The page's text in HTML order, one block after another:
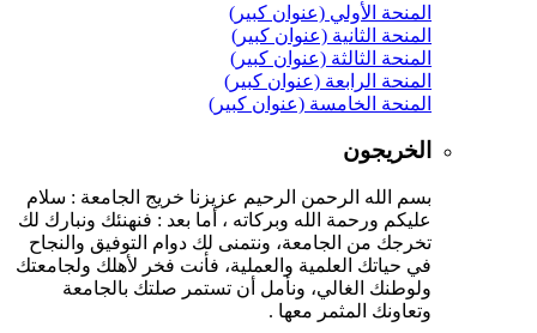
المنحة الأولي (عنوان كبير)
المنحة الثانية (عنوان كبير)
المنحة الثالثة (عنوان كبير)
المنحة الرابعة (عنوان كبير)
المنحة الخامسة (عنوان كبير)
الخريجون
بسم الله الرحمن الرحيم عزيزنا خريج الجامعة : سلام
عليكم ورحمة الله وبركاته ، أما بعد : فنهنئك ونبارك لك
تخرجك من الجامعة، ونتمنى لك دوام التوفيق والنجاح
في حياتك العلمية والعملية، فأنت فخر لأهلك ولجامعتك
ولوطنك الغالي، ونأمل أن تستمر صلتك بالجامعة
وتعاونك المثمر معها .